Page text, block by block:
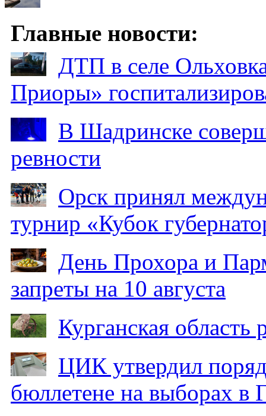
Главные новости:
ДТП в селе
Приоры»
В Шадринске
ревности
Орск принял
турнир «Кубок
День Прохора и
запреты на 10 августа
Курганская
ЦИК утвердил
бюллетене на выборах в